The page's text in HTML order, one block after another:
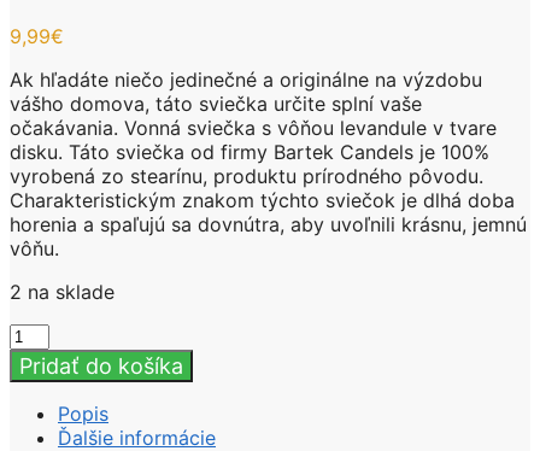
9,99€
Ak hľadáte niečo jedinečné a originálne na výzdobu
vášho domova, táto sviečka určite splní vaše
očakávania. Vonná sviečka s vôňou levandule v tvare
disku. Táto sviečka od firmy Bartek Candels je 100%
vyrobená zo stearínu, produktu prírodného pôvodu.
Charakteristickým znakom týchto sviečok je dlhá doba
horenia a spaľujú sa dovnútra, aby uvoľnili krásnu, jemnú
vôňu.
2 na sklade
množstvo
Vonná
sviečka
Levanduľa
Pridať do košíka
Popis
Ďalšie informácie